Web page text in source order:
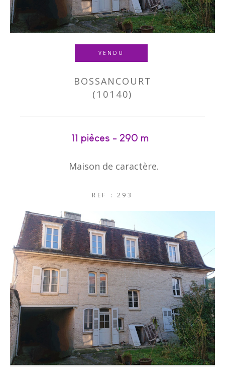
VENDU
BOSSANCOURT
(10140)
11 pièces - 290 m²
Maison de caractère.
REF : 293